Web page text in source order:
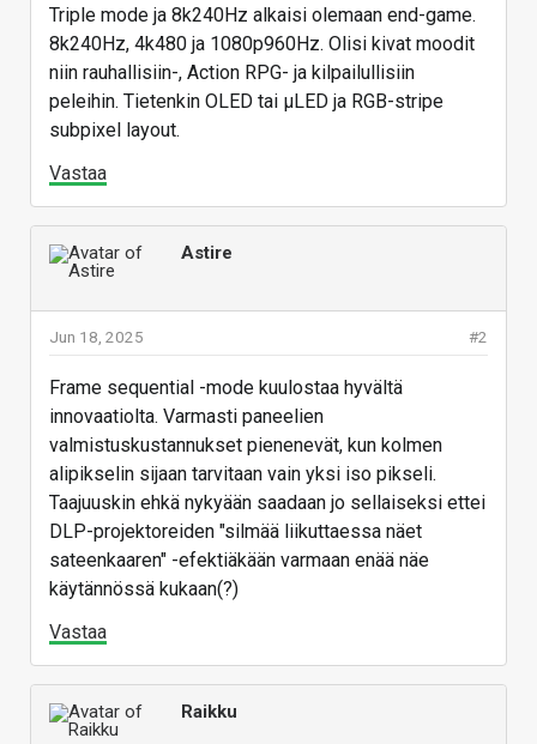
Triple mode ja 8k240Hz alkaisi olemaan end-game.
8k240Hz, 4k480 ja 1080p960Hz. Olisi kivat moodit
niin rauhallisiin-, Action RPG- ja kilpailullisiin
peleihin. Tietenkin OLED tai μLED ja RGB-stripe
subpixel layout.
Vastaa
Astire
#2
Jun 18, 2025
Frame sequential -mode kuulostaa hyvältä
innovaatiolta. Varmasti paneelien
valmistuskustannukset pienenevät, kun kolmen
alipikselin sijaan tarvitaan vain yksi iso pikseli.
Taajuuskin ehkä nykyään saadaan jo sellaiseksi ettei
DLP-projektoreiden "silmää liikuttaessa näet
sateenkaaren" -efektiäkään varmaan enää näe
käytännössä kukaan(?)
Vastaa
Raikku